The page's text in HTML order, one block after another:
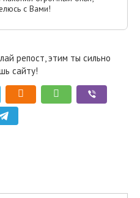
с Вами!
репост, этим ты сильно
сайту!